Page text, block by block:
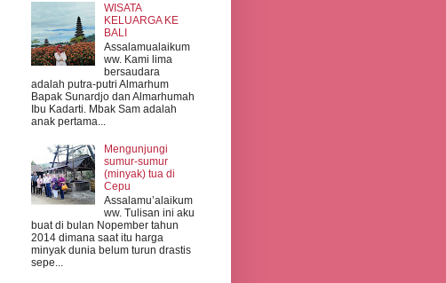
WISATA
KELUARGA KE
BALI
Assalamualaikum
ww. Kami lima
bersaudara
adalah putra-putri Almarhum
Bapak Sunardjo dan Almarhumah
Ibu Kadarti. Mbak Sam adalah
anak pertama...
Mengunjungi
sumur-sumur
(minyak) tua di
Cepu
Assalamu’alaikum
ww. Tulisan ini aku
buat di bulan Nopember tahun
2014 dimana saat itu harga
minyak dunia belum turun drastis
sepe...